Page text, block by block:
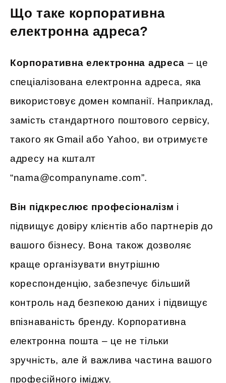
Що таке корпоративна
електронна адреса?
Корпоративна електронна адреса – це
спеціалізована електронна адреса, яка
використовує домен компанії. Наприклад,
замість стандартного поштового сервісу,
такого як Gmail або Yahoo, ви отримуєте
адресу на кшталт
“nama@companyname.com”.
Він підкреслює професіоналізм і
підвищує довіру клієнтів або партнерів до
вашого бізнесу. Вона також дозволяє
краще організувати внутрішню
кореспонденцію, забезпечує більший
контроль над безпекою даних і підвищує
впізнаваність бренду. Корпоративна
електронна пошта – це не тільки
зручність, але й важлива частина вашого
професійного іміджу.